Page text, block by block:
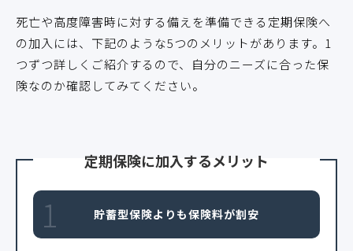
死亡や高度障害時に対する備えを準備できる定期保険へ
の加入には、下記のような5つのメリットがあります。1
つずつ詳しくご紹介するので、自分のニーズに合った保
険なのか確認してみてください。
定期保険に加入するメリット
1 貯蓄型保険よりも保険料が割安